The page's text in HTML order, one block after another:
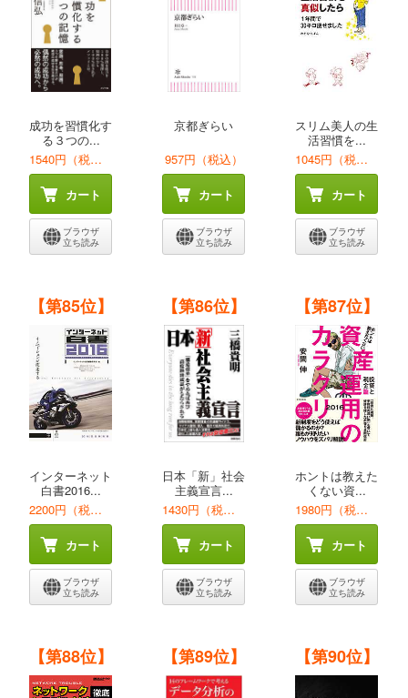
成功を習慣化す
る３つの...
1540円（税込）
カート
ブラウザ
立ち読み
京都ぎらい
957円（税込）
カート
ブラウザ
立ち読み
スリム美人の生
活習慣を...
1045円（税込）
カート
ブラウザ
立ち読み
【第85位】
インターネット
白書2016...
2200円（税込）
カート
ブラウザ
立ち読み
【第86位】
日本「新」社会
主義宣言...
1430円（税込）
カート
ブラウザ
立ち読み
【第87位】
ホントは教えた
くない資...
1980円（税込）
カート
ブラウザ
立ち読み
【第88位】 【第89位】 【第90位】